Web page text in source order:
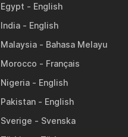
Egypt
India
Malaysia
Morocco
Nigeria
Pakistan
Sverige